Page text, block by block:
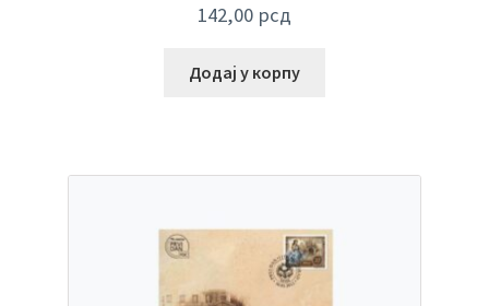
142,00 рсд
Додај у корпу